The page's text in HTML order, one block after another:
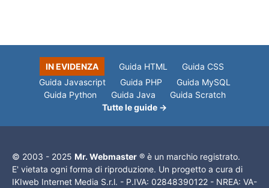
IN EVIDENZA Guida HTML
Guida CSS
Guida Javascript
Guida PHP
Guida MySQL
Guida Python
Guida Java
Guida Scratch
Tutte le guide →
© 2003 - 2025 Mr. Webmaster ® è un marchio registrato.
E' vietata ogni forma di riproduzione. Un progetto a cura di
IKIweb Internet Media S.r.l. - P.IVA: 02848390122 - NREA: VA-